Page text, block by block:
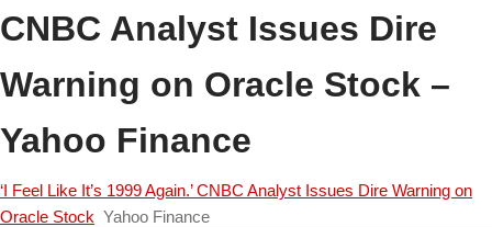
CNBC Analyst Issues Dire
Warning on Oracle Stock –
Yahoo Finance
‘I Feel Like It’s 1999 Again.’ CNBC Analyst Issues Dire Warning on
Oracle Stock Yahoo Finance